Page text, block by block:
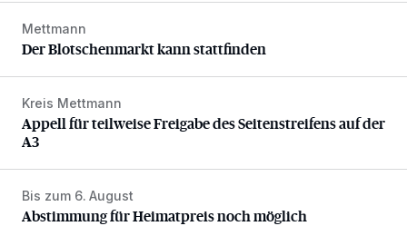
Der Blotschenmarkt kann stattfinden
Mettmann
Der Blotschenmarkt kann stattfinden
Appell für teilweise Freigabe des Seitenstreifens auf der A3
Kreis Mettmann
Appell für teilweise Freigabe des Seitenstreifens auf der
A3
Abstimmung für Heimatpreis noch möglich
Bis zum 6. August
Abstimmung für Heimatpreis noch möglich